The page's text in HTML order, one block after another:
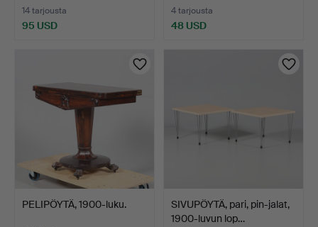
14 tarjousta
95 USD
4 tarjousta
48 USD
PELIPÖYTÄ, 1900-luku.
SIVUPÖYTÄ, pari, pin-jalat,
1900-luvun lop…